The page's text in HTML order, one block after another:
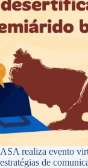
ASA realiza evento
estratégias de